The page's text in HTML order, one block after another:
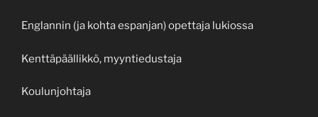
Englannin (ja kohta espanjan) opettaja lukiossa
Kenttäpäällikkö, myyntiedustaja
Koulunjohtaja